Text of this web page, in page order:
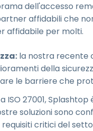
dell'accesso
affidabili che
affidabile per molti.
la nostra recente
della
le barriere che
ISO 27001,
soluzioni sono
requisiti critici del